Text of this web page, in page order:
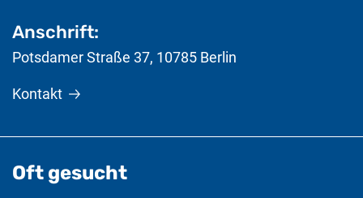
Anschrift:
Potsdamer Straße 37, 10785 Berlin
Kontakt
Oft gesucht